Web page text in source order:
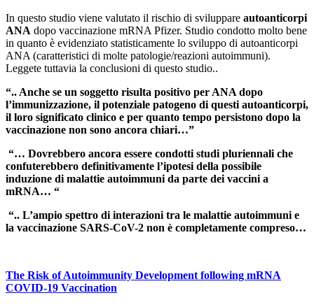
In questo studio viene valutato il rischio di sviluppare autoanticorpi
ANA dopo vaccinazione mRNA Pfizer. Studio condotto molto bene
in quanto è evidenziato statisticamente lo sviluppo di autoanticorpi
ANA (caratteristici di molte patologie/reazioni autoimmuni).
Leggete tuttavia la conclusioni di questo studio..
“.. Anche se un soggetto risulta positivo per ANA dopo
l’immunizzazione, il potenziale patogeno di questi autoanticorpi,
il loro significato clinico e per quanto tempo persistono dopo la
vaccinazione non sono ancora chiari…”
“… Dovrebbero ancora essere condotti studi pluriennali che
confuterebbero definitivamente l’ipotesi della possibile
induzione di malattie autoimmuni da parte dei vaccini a
mRNA… “
“.. L’ampio spettro di interazioni tra le malattie autoimmuni e
la vaccinazione SARS-CoV-2 non è completamente compreso…
The Risk of Autoimmunity Development following mRNA
COVID-19 Vaccination